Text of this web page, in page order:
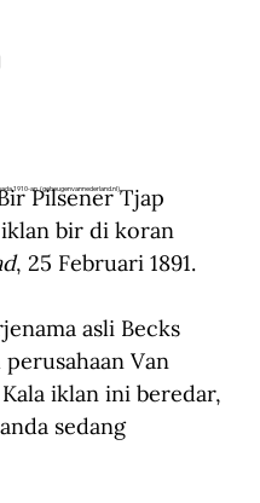
1910-an. (geheugenvannederland.nl).
Pilsener Tjap
bir di koran
, 25 Februari 1891.
asli Becks
Van
iklan ini beredar,
sedang